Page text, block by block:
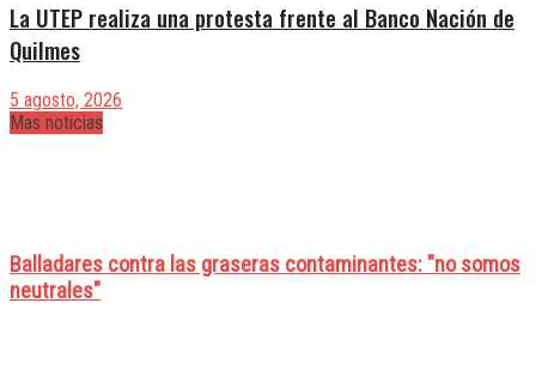
La UTEP realiza una protesta frente al Banco Nación de
Quilmes
5 agosto, 2026
Mas noticias
Balladares contra las graseras contaminantes: "no somos
neutrales"